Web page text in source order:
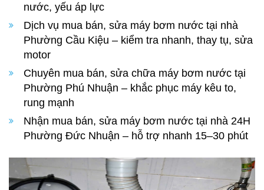
nước, yếu áp lực
Dịch vụ mua bán, sửa máy bơm nước tại nhà
Phường Cầu Kiệu – kiểm tra nhanh, thay tụ, sửa
motor
Chuyên mua bán, sửa chữa máy bơm nước tại
Phường Phú Nhuận – khắc phục máy kêu to,
rung mạnh
Nhận mua bán, sửa máy bơm nước tại nhà 24H
Phường Đức Nhuận – hỗ trợ nhanh 15–30 phút